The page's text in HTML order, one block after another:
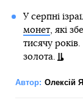
У серпні
монет, які
тисячу
золота.
Автор: Олексій